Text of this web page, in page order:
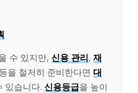
수 있지만, 신용 관리, 재
등을 철저히 준비한다면 대
있습니다. 신용등급을 높이